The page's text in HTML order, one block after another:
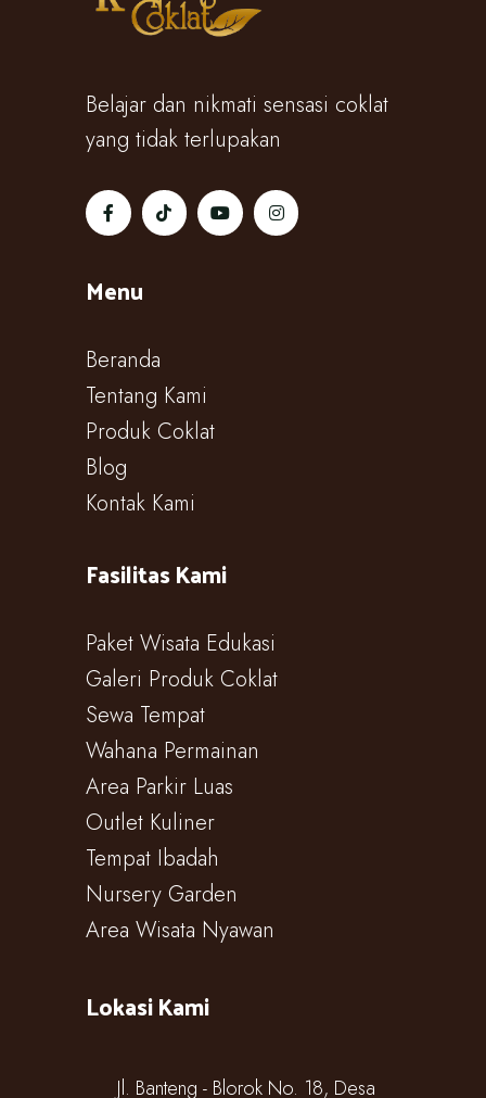
Belajar dan nikmati sensasi coklat
yang tidak terlupakan
Menu
Beranda
Tentang Kami
Produk Coklat
Blog
Kontak Kami
Fasilitas Kami
Paket Wisata Edukasi
Galeri Produk Coklat
Sewa Tempat
Wahana Permainan
Area Parkir Luas
Outlet Kuliner
Tempat Ibadah
Nursery Garden
Area Wisata Nyawan
Lokasi Kami
Jl. Banteng - Blorok No. 18, Desa